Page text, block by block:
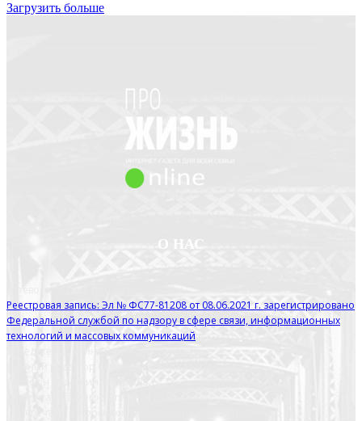
Загрузить больше
О НАС
Реестровая запись: Эл № ФС77-81208 от 08.06.2021 г. зарегистрировано
Федеральной службой по надзору в сфере связи, информационных
технологий и массовых коммуникаций